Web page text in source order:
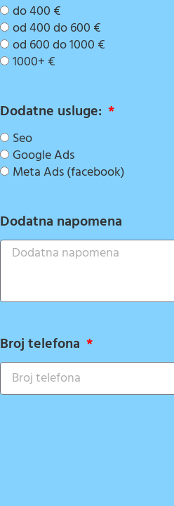
do 400 €
od 400 do 600 €
od 600 do 1000 €
1000+ €
Dodatne usluge:
Seo
Google Ads
Meta Ads (facebook)
Dodatna napomena
Broj telefona